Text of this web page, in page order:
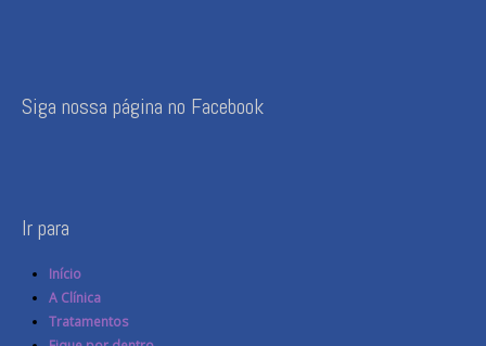
Siga nossa página no Facebook
Ir para
Início
A Clínica
Tratamentos